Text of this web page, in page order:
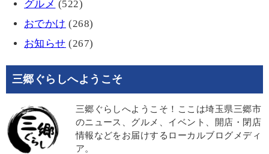
グルメ (522)
おでかけ (268)
お知らせ (267)
三郷ぐらしへようこそ
三郷ぐらしへようこそ！ここは埼玉県三郷市
のニュース、グルメ、イベント、開店・閉店
情報などをお届けするローカルブログメディ
ア。